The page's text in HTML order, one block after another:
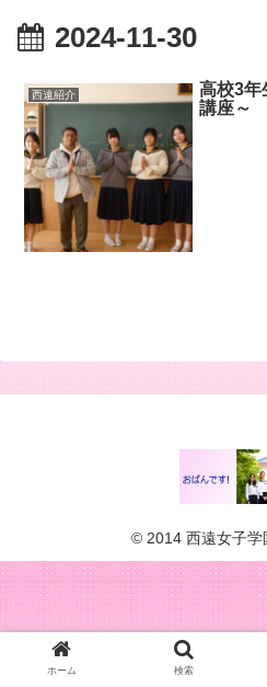
2024-11-30
西遠紹介
高校3
講座～
© 2014 西遠女子学
ホーム 検索